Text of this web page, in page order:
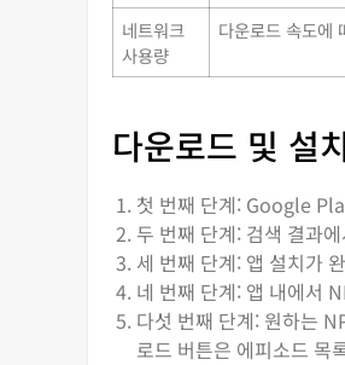
네트워크
사용량
다운로드 속도에
다운로드 및
첫 번째 단계: Google
두 번째 단계: 검색 결과
세 번째 단계: 앱 설치가
네 번째 단계: 앱 내에서
다섯 번째 단계: 원하는
로드 버튼은 에피소드 목